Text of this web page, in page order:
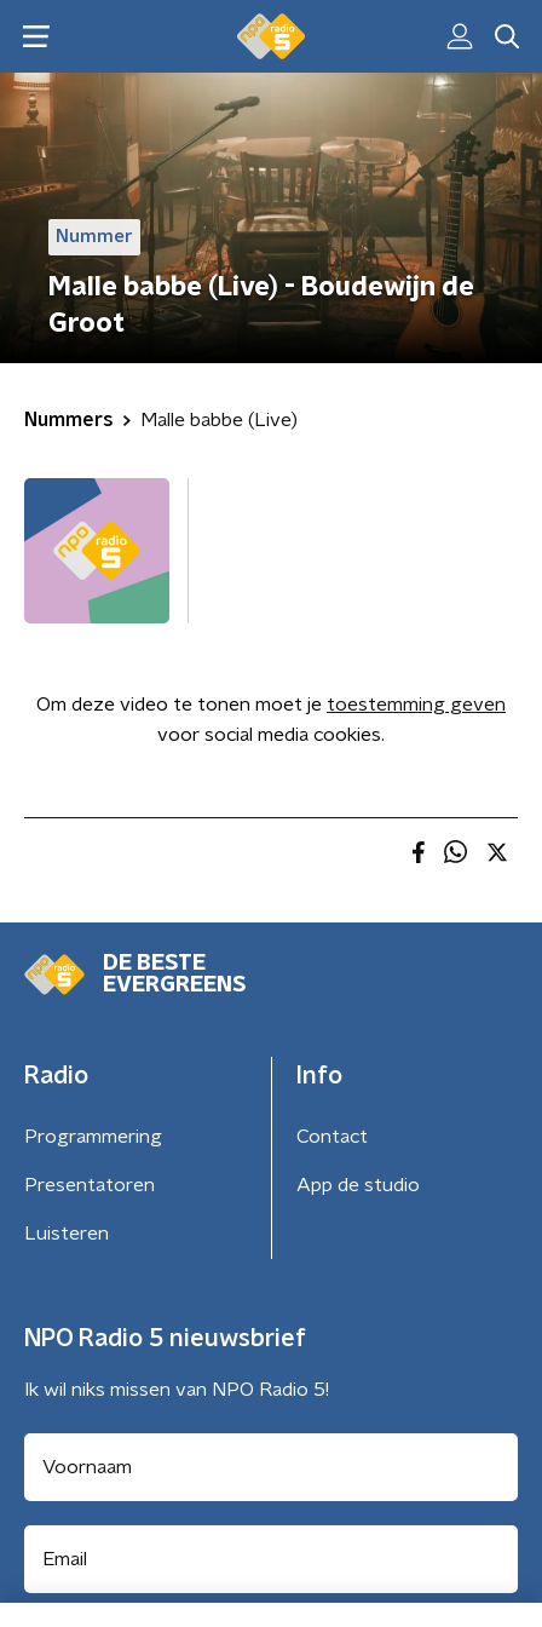
Nummer
Malle babbe (Live) - Boudewijn de
Groot
Nummers Malle babbe (Live)
Om deze video te tonen moet je toestemming geven
voor social media cookies.
DE BESTE
EVERGREENS
Radio
Programmering
Presentatoren
Luisteren
Info
Contact
App de studio
NPO Radio 5 nieuwsbrief
Ik wil niks missen van NPO Radio 5!